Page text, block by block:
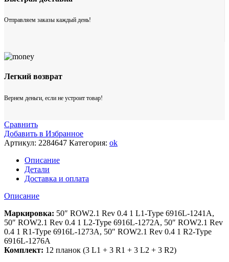
Отправляем заказы каждый день!
Легкий возврат
Вернем деньги, если не устроит товар!
Сравнить
Добавить в Избранное
Артикул: 2284647 Категория: ok
Описание
Детали
Доставка и оплата
Описание
Маркировка: 50″ ROW2.1 Rev 0.4 1 L1-Type 6916L-1241A,
50″ ROW2.1 Rev 0.4 1 L2-Type 6916L-1272A, 50″ ROW2.1 Rev
0.4 1 R1-Type 6916L-1273A, 50″ ROW2.1 Rev 0.4 1 R2-Type
6916L-1276A
Комплект: 12 планок (3 L1 + 3 R1 + 3 L2 + 3 R2)